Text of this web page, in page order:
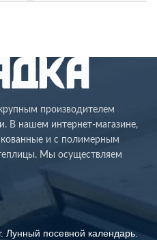
производителем
В нашем интернет-магазине,
и с полимерным
Мы осуществляем
Лунный посевной календарь.